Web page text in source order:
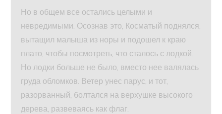
Но в общем все остались целыми и
невредимыми. Осознав это, Косматый поднялся,
вытащил малыша из норы и подошел к краю
плато, чтобы посмотреть, что сталось с лодкой.
Но лодки больше не было, вместо нее валялась
груда обломков. Ветер унес парус, и тот,
разорванный, болтался на верхушке высокого
дерева, развеваясь как флаг.